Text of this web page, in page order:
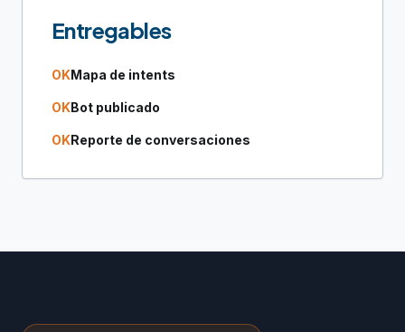
Entregables
OKMapa de intents
OKBot publicado
OKReporte de conversaciones